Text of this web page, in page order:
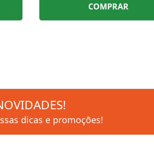
COMPRAR
dicas e promoções!